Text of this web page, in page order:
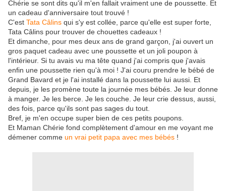
Chérie se sont dits qu'il m'en fallait vraiment une de poussette. Et
un cadeau d'anniversaire tout trouvé !
C'est Tata Câlins qui s'y est collée, parce qu'elle est super forte,
Tata Câlins pour trouver de chouettes cadeaux !
Et dimanche, pour mes deux ans de grand garçon, j'ai ouvert un
gros paquet cadeau avec une poussette et un joli poupon à
l'intérieur. Si tu avais vu ma tête quand j'ai compris que j'avais
enfin une poussette rien qu'à moi ! J'ai couru prendre le bébé de
Grand Bavard et je l'ai installé dans la poussette lui aussi. Et
depuis, je les promène toute la journée mes bébés. Je leur donne
à manger. Je les berce. Je les couche. Je leur crie dessus, aussi,
des fois, parce qu'ils sont pas sages du tout.
Bref, je m'en occupe super bien de ces petits poupons.
Et Maman Chérie fond complètement d'amour en me voyant me
démener comme un vrai petit papa avec mes bébés !